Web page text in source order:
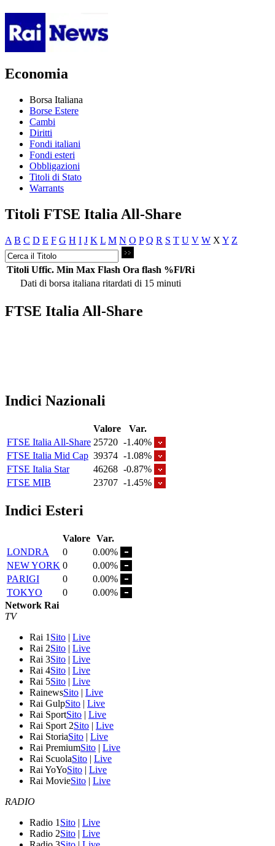
Economia
Borsa Italiana
Borse Estere
Cambi
Diritti
Fondi italiani
Fondi esteri
Obbligazioni
Titoli di Stato
Warrants
Titoli FTSE Italia All-Share
A B C D E F G H I J K L M N O P Q R S T U V W X Y Z
Titoli Uffic. Min Max Flash Ora flash %Fl/Ri
Dati di borsa italiana ritardati di 15 minuti
FTSE Italia All-Share
Indici Nazionali
Valore
Var.
FTSE Italia All-Share 25720 -1.40%
FTSE Italia Mid Cap 39374 -1.08%
FTSE Italia Star
46268 -0.87%
FTSE MIB
23707 -1.45%
Indici Esteri
Valore Var.
LONDRA
0
0.00%
NEW YORK 0
0.00%
PARIGI
0
0.00%
TOKYO
0
0.00%
Network Rai
TV
Rai 1 Sito | Live
Rai 2Sito | Live
Rai 3Sito | Live
Rai 4Sito | Live
Rai 5Sito | Live
RainewsSito | Live
Rai GulpSito | Live
Rai SportSito | Live
Rai Sport 2Sito | Live
Rai StoriaSito | Live
Rai PremiumSito | Live
Rai ScuolaSito | Live
Rai YoYoSito | Live
Rai MovieSito | Live
RADIO
Radio 1 Sito | Live
Radio 2Sito | Live